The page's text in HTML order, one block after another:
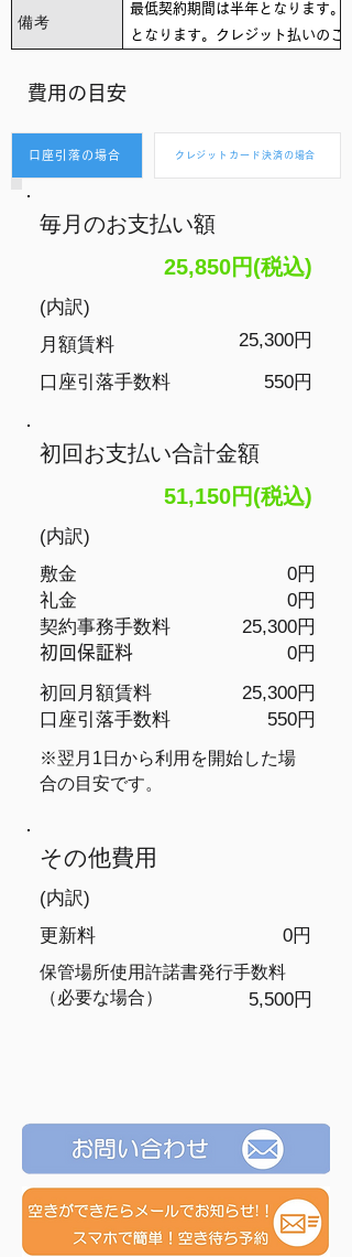
備考
最低契約期間は半年となります。
となります。クレジット払いのご
​費用の目安
口座引落の場合 クレジットカード決済の場合
毎月のお支払い額
25,850円(税込)
(内訳)
月額賃料
25,300円
​口座引落手数料
550円
初回お支払い合計金額
51,150円(税込)
(内訳)
敷金
0円
礼金
0円
​契約事務手数料
25,300円
​初回保証料
0円
初回月額賃料
25,300円
​口座引落手数料
550円
​※翌月1日から利用を開始した場
合の目安です。
​その他費用
(内訳)
​更新料
0円
保管場所使用許諾書発行手数料
（必要な場合）
5,500円